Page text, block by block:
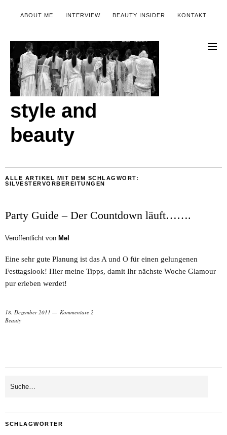
ABOUT ME INTERVIEW BEAUTY INSIDER KONTAKT
style and
beauty
ALLE ARTIKEL MIT DEM SCHLAGWORT:
SILVESTERVORBEREITUNGEN
Party Guide – Der Countdown läuft…….
Veröffentlicht von Mel
Eine sehr gute Planung ist das A und O für einen gelungenen
Festtagslook! Hier meine Tipps, damit Ihr nächste Woche Glamour
pur erleben werdet!
18. Dezember 2011
Kommentare 2
Beauty
SCHLAGWÖRTER